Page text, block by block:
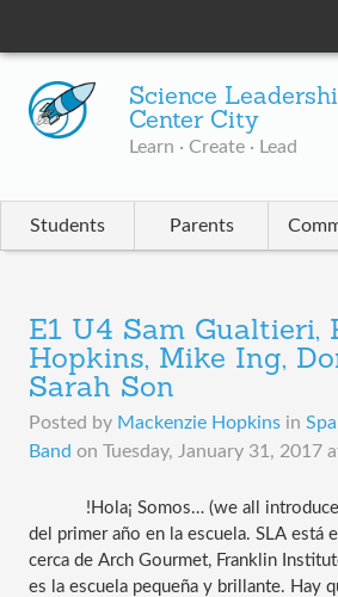
Science
Center City
Learn · Create · Lead
Students Parents
E1 U4 Sam Gualtieri,
Hopkins, Mike Ing,
Sarah Son
Posted by Mackenzie Hopkins in
Band on Tuesday, January 31, 2017
!Hola¡ Somos… (we all
del primer año en la escuela. SLA está
cerca de Arch Gourmet, Franklin
es la escuela pequeña y brillante. Hay